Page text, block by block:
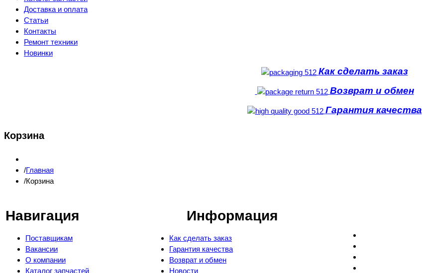
Доставка и оплата
Статьи
Контакты
Ремонт техники
Новинки
Как сделать заказ
Возврат и обмен
Гарантия качества
Корзина
Главная
Корзина
Навигация
Поставщикам
Вакансии
О компании
Каталог запчастей
Информация
Как сделать заказ
Гарантия качества
Возврат и обмен
Новости